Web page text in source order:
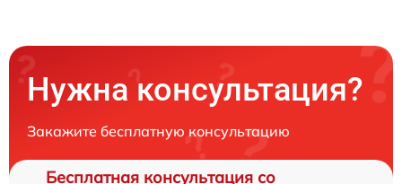
Нужна консультация?
Закажите бесплатную консультацию
Бесплатная консультация со